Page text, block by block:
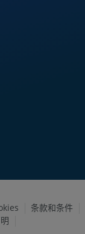
条款和条件